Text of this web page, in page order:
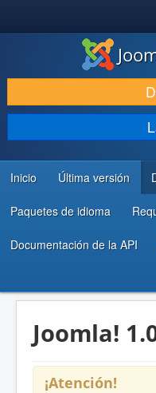
DESCARGAR & EXTENDER
DESCUBRE & APRENDE
COMUNIDAD & SOPORTE
RECURSOS PARA
Inicio Última versión
Paquetes de idioma
Documentación de la API
Joomla!
¡Atención!